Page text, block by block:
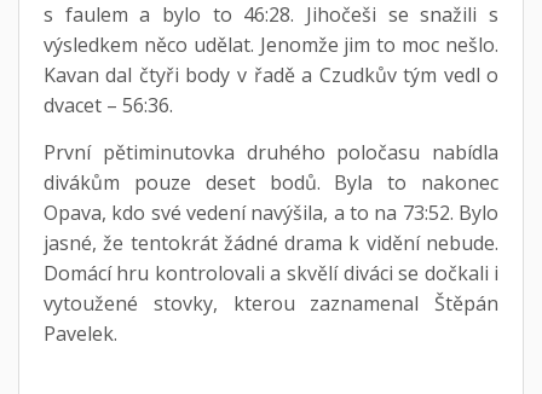
s faulem a bylo to 46:28. Jihočeši se snažili s
výsledkem něco udělat. Jenomže jim to moc nešlo.
Kavan dal čtyři body v řadě a Czudkův tým vedl o
dvacet – 56:36.
První pětiminutovka druhého poločasu nabídla
divákům pouze deset bodů. Byla to nakonec
Opava, kdo své vedení navýšila, a to na 73:52. Bylo
jasné, že tentokrát žádné drama k vidění nebude.
Domácí hru kontrolovali a skvělí diváci se dočkali i
vytoužené stovky, kterou zaznamenal Štěpán
Pavelek.